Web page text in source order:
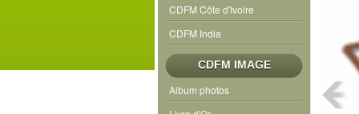
CDFM Côte d'Ivoire
CDFM India
CDFM IMAGE
Album photos